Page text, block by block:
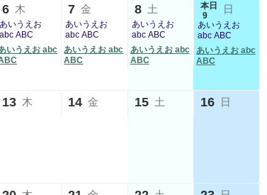
6 木
あいうえお
abc ABC
いうえお abc
7 金
あいうえお
abc ABC
あいうえお abc
ABC
8 土
あいうえお
abc ABC
あいうえお abc
ABC
本日
9
日
あいうえお
abc ABC
あいうえお abc
ABC
13 木 14 金 15 土 16 日